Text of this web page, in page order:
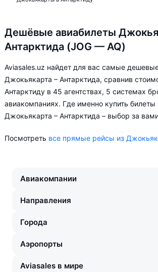
Дешёвые авиабилеты
Антарктида (JOG — AQ)
Aviasales.uz найдет для вас самые
Джокьякарта – Антарктида, сравнив
Антарктиду в 45 агентствах, 5 системах
авиакомпаниях. Где именно купить билеты
Джокьякарта – Антарктида – выбор за
Посмотреть все прямые рейсы из
Авиакомпании
Направления
Города
Аэропорты
Aviasales в мире